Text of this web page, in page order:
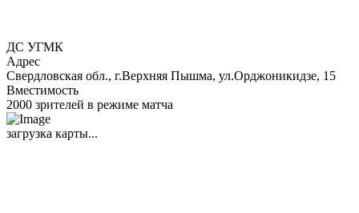
ДС УГМК
Адрес
Свердловская обл., г.Верхняя Пышма, ул.Орджоникидзе, 15
Вместимость
2000 зрителей в режиме матча
загрузка карты...